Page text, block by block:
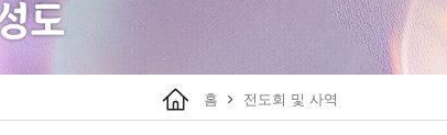
홈 전도회 및 사역